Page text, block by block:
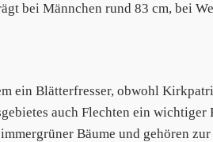
bei Männchen rund 83 cm, bei
ein Blätterfresser, obwohl
auch Flechten ein wichtiger
Bäume und gehören